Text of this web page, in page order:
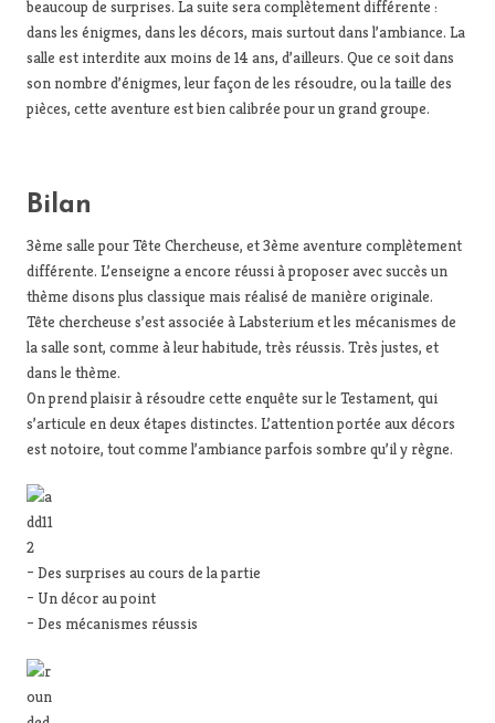
beaucoup de surprises. La suite sera complètement différente :
dans les énigmes, dans les décors, mais surtout dans l’ambiance. La
salle est interdite aux moins de 14 ans, d’ailleurs. Que ce soit dans
son nombre d’énigmes, leur façon de les résoudre, ou la taille des
pièces, cette aventure est bien calibrée pour un grand groupe.
Bilan
3ème salle pour Tête Chercheuse, et 3ème aventure complètement
différente. L’enseigne a encore réussi à proposer avec succès un
thème disons plus classique mais réalisé de manière originale.
Tête chercheuse s’est associée à Labsterium et les mécanismes de
la salle sont, comme à leur habitude, très réussis. Très justes, et
dans le thème.
On prend plaisir à résoudre cette enquête sur le Testament, qui
s’articule en deux étapes distinctes. L’attention portée aux décors
est notoire, tout comme l’ambiance parfois sombre qu’il y règne.
– Des surprises au cours de la partie
– Un décor au point
– Des mécanismes réussis